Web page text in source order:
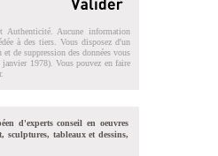
Authenticité. Aucune information
à des tiers. Vous disposez d'un
de suppression des données vous
1978). Vous pouvez en faire
.
d'experts conseil en oeuvres
sculptures, tableaux et dessins,